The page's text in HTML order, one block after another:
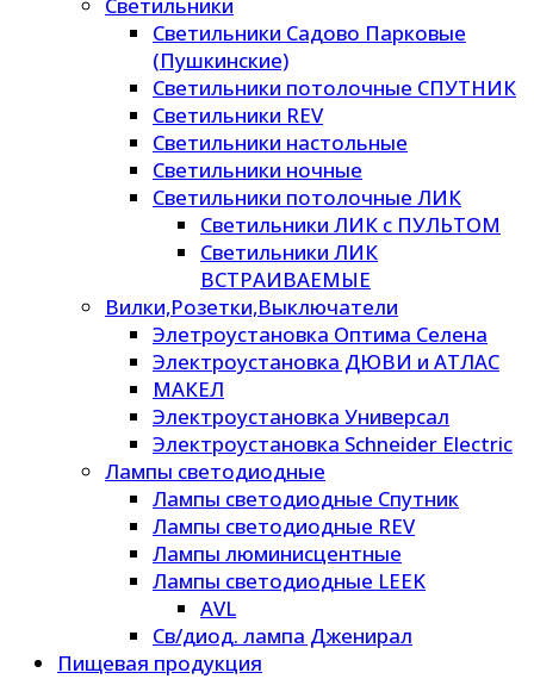
Светильники
Светильники Садово Парковые
(Пушкинские)
Светильники потолочные СПУТНИК
Светильники REV
Светильники настольные
Светильники ночные
Светильники потолочные ЛИК
Светильники ЛИК с ПУЛЬТОМ
Светильники ЛИК
ВСТРАИВАЕМЫЕ
Вилки,Розетки,Выключатели
Элетроустановка Оптима Селена
Электроустановка ДЮВИ и АТЛАС
МАКЕЛ
Электроустановка Универсал
Электроустановка Schneider Electric
Лампы светодиодные
Лампы светодиодные Спутник
Лампы светодиодные REV
Лампы люминисцентные
Лампы светодиодные LEEK
AVL
Св/диод. лампа Дженирал
Пищевая продукция